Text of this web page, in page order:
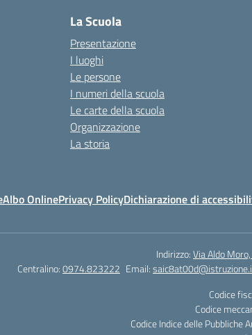
La Scuola
Presentazione
I luoghi
Le persone
I numeri della scuola
Le carte della scuola
Organizzazione
La storia
Albo OnlinePrivacy PolicyDichiarazione di
Indirizzo:Via Aldo
Centralino:0974.823222 Email:
Codice
Codice
Codice Indice delle Pubbliche